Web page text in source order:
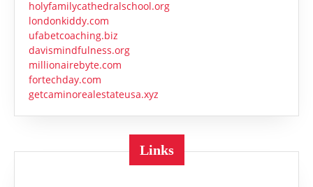
holyfamilycathedralschool.org
londonkiddy.com
ufabetcoaching.biz
davismindfulness.org
millionairebyte.com
fortechday.com
getcaminorealestateusa.xyz
Links